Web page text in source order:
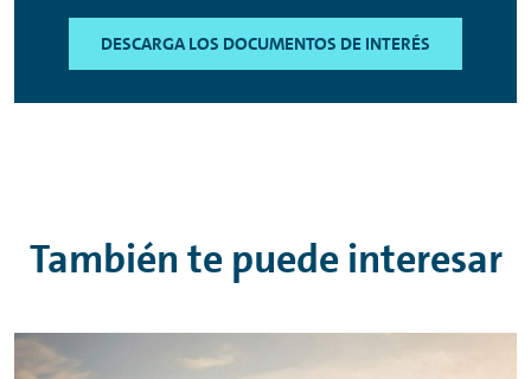
DESCARGA LOS DOCUMENTOS DE INTERÉS
También te puede interesar